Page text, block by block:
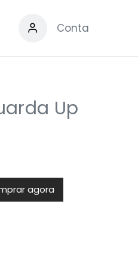
Conta
Up
agora